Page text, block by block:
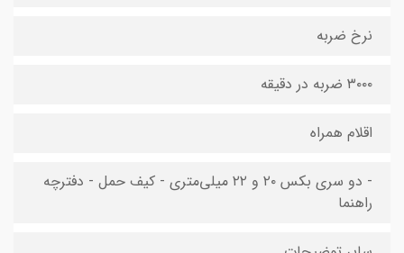
نرخ ضربه
۳۰۰۰ ضربه در دقیقه
اقلام همراه
- دو سری بکس ۲۰ و ۲۲ میلی‌متری - کیف حمل - دفترچه
راهنما